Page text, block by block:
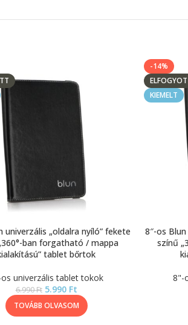
univerzális „oldalra nyíló” fekete
ban forgatható / mappa
tablet bőrtok
univerzális tablet tokok
6.990Ft 5.990 Ft
TOVÁBB OLVASOM
-14%
KIEMELT
8″-os
színű
8"-